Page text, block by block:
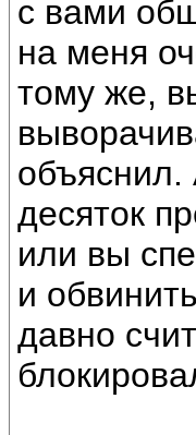
с вами
на меня
тому же,
десяток
или вы
и
давно